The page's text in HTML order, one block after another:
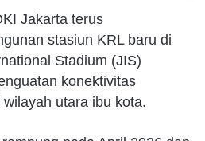
Jakarta terus
stasiun KRL baru di
Stadium (JIS)
konektivitas
utara ibu kota.